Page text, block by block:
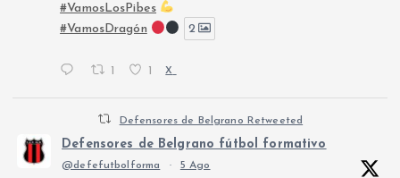
#VamosLosPibes
#VamosDragón
2
X
Defensores de Belgrano Retweeted
Defensores de Belgrano fútbol formativo
@defefutbolforma · 5 Ago